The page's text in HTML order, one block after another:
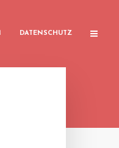
DATENSCHUTZ